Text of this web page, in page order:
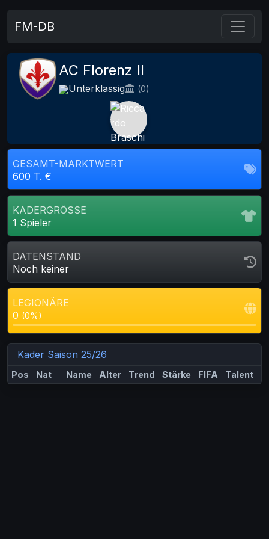
FM-DB
AC Florenz II
Unterklassig (0)
GESAMT-MARKTWERT
600 T. €
KADERGRÖSSE
1 Spieler
DATENSTAND
Noch keiner
LEGIONÄRE
0 (0%)
Kader Saison 25/26
Pos Nat Name Alter Trend Stärke FIFA Talent